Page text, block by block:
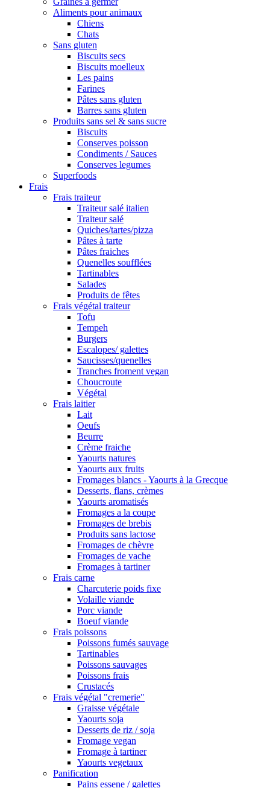
Aliments pour animaux
Chiens
Chats
Sans gluten
Biscuits secs
Biscuits moelleux
Les pains
Farines
Pâtes sans gluten
Barres sans gluten
Produits sans sel & sans sucre
Biscuits
Conserves poisson
Condiments / Sauces
Conserves legumes
Superfoods
Frais
Frais traiteur
Traiteur salé italien
Traiteur salé
Quiches/tartes/pizza
Pâtes à tarte
Pâtes fraiches
Quenelles soufflées
Tartinables
Salades
Produits de fêtes
Frais végétal traiteur
Tofu
Tempeh
Burgers
Escalopes/ galettes
Saucisses/quenelles
Tranches froment vegan
Choucroute
Végétal
Frais laitier
Lait
Oeufs
Beurre
Crème fraiche
Yaourts natures
Yaourts aux fruits
Fromages blancs - Yaourts à la Grecque
Desserts, flans, crèmes
Yaourts aromatisés
Fromages a la coupe
Fromages de brebis
Produits sans lactose
Fromages de chèvre
Fromages de vache
Fromages à tartiner
Frais carne
Charcuterie poids fixe
Volaille viande
Porc viande
Boeuf viande
Frais poissons
Poissons fumés sauvage
Tartinables
Poissons sauvages
Poissons frais
Crustacés
Frais végétal "cremerie"
Graisse végétale
Yaourts soja
Desserts de riz / soja
Fromage vegan
Fromage à tartiner
Yaourts vegetaux
Panification
Pains essene / galettes